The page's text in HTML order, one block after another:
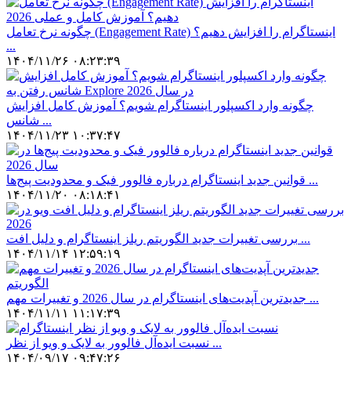
چگونه نرخ تعامل (Engagement Rate) اینستاگرام را افزایش دهیم؟
...
۱۴۰۴/۱۱/۲۶ ۰۸:۲۳:۳۹
چگونه وارد اکسپلور اینستاگرام شویم؟ آموزش کامل افزایش
شانس ...
۱۴۰۴/۱۱/۲۳ ۱۰:۳۷:۴۷
قوانین جدید اینستاگرام درباره فالوور فیک و محدودیت پیج‌ها ...
۱۴۰۴/۱۱/۲۰ ۰۸:۱۸:۴۱
بررسی تغییرات جدید الگوریتم ریلز اینستاگرام و دلیل افت ...
۱۴۰۴/۱۱/۱۴ ۱۲:۵۹:۱۹
جدیدترین آپدیت‌های اینستاگرام در سال 2026 و تغییرات مهم ...
۱۴۰۴/۱۱/۱۱ ۱۱:۱۷:۳۹
نسبت ایده‌آل فالوور به لایک و ویو از نظر ...
۱۴۰۴/۰۹/۱۷ ۰۹:۴۷:۲۶